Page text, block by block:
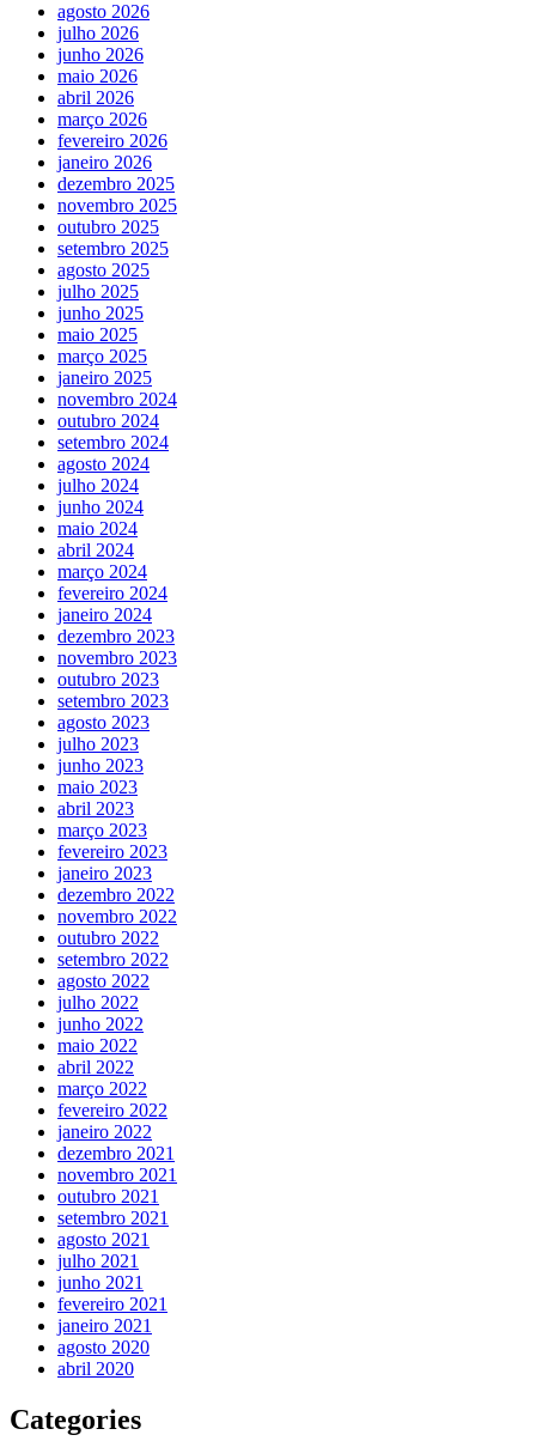
agosto 2026
julho 2026
junho 2026
maio 2026
abril 2026
março 2026
fevereiro 2026
janeiro 2026
dezembro 2025
novembro 2025
outubro 2025
setembro 2025
agosto 2025
julho 2025
junho 2025
maio 2025
março 2025
janeiro 2025
novembro 2024
outubro 2024
setembro 2024
agosto 2024
julho 2024
junho 2024
maio 2024
abril 2024
março 2024
fevereiro 2024
janeiro 2024
dezembro 2023
novembro 2023
outubro 2023
setembro 2023
agosto 2023
julho 2023
junho 2023
maio 2023
abril 2023
março 2023
fevereiro 2023
janeiro 2023
dezembro 2022
novembro 2022
outubro 2022
setembro 2022
agosto 2022
julho 2022
junho 2022
maio 2022
abril 2022
março 2022
fevereiro 2022
janeiro 2022
dezembro 2021
novembro 2021
outubro 2021
setembro 2021
agosto 2021
julho 2021
junho 2021
fevereiro 2021
janeiro 2021
agosto 2020
abril 2020
Categories